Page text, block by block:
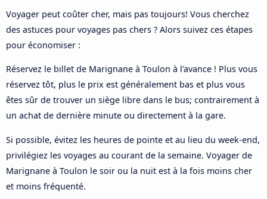
Voyager peut coûter cher, mais pas toujours! Vous cherchez
des astuces pour voyages pas chers ? Alors suivez ces étapes
pour économiser :
Réservez le billet de Marignane à Toulon à l'avance ! Plus vous
réservez tôt, plus le prix est généralement bas et plus vous
êtes sûr de trouver un siège libre dans le bus; contrairement à
un achat de dernière minute ou directement à la gare.
Si possible, évitez les heures de pointe et au lieu du week-end,
privilégiez les voyages au courant de la semaine. Voyager de
Marignane à Toulon le soir ou la nuit est à la fois moins cher
et moins fréquenté.